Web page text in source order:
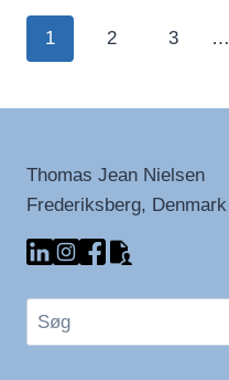
Side
1 2 3 …
Thomas Jean Nielsen
Frederiksberg, Denmark
Søg